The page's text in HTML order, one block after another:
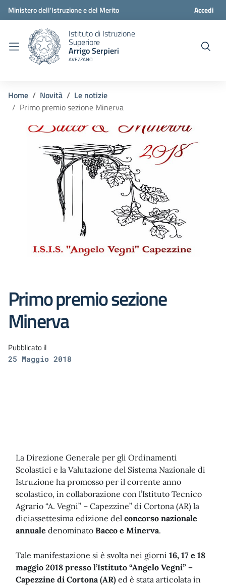
Ministero dell'Istruzione e del Merito Accedi
Istituto di Istruzione
Superiore
Arrigo Serpieri
AVEZZANO
Home Novità
Le notizie
Primo premio sezione Minerva
Primo premio sezione
Minerva
Pubblicato il
25 Maggio 2018
La Direzione Generale per gli Ordinamenti
Scolastici e la Valutazione del Sistema Nazionale di
Istruzione ha promosso per il corrente anno
scolastico, in collaborazione con l’Istituto Tecnico
Agrario “A. Vegni” – Capezzine” di Cortona (AR) la
diciassettesima edizione del concorso nazionale
annuale denominato Bacco e Minerva.
Tale manifestazione si è svolta nei giorni 16, 17 e 18
maggio 2018 presso l’Istituto “Angelo Vegni” –
Capezzine di Cortona (AR) ed è stata articolata in